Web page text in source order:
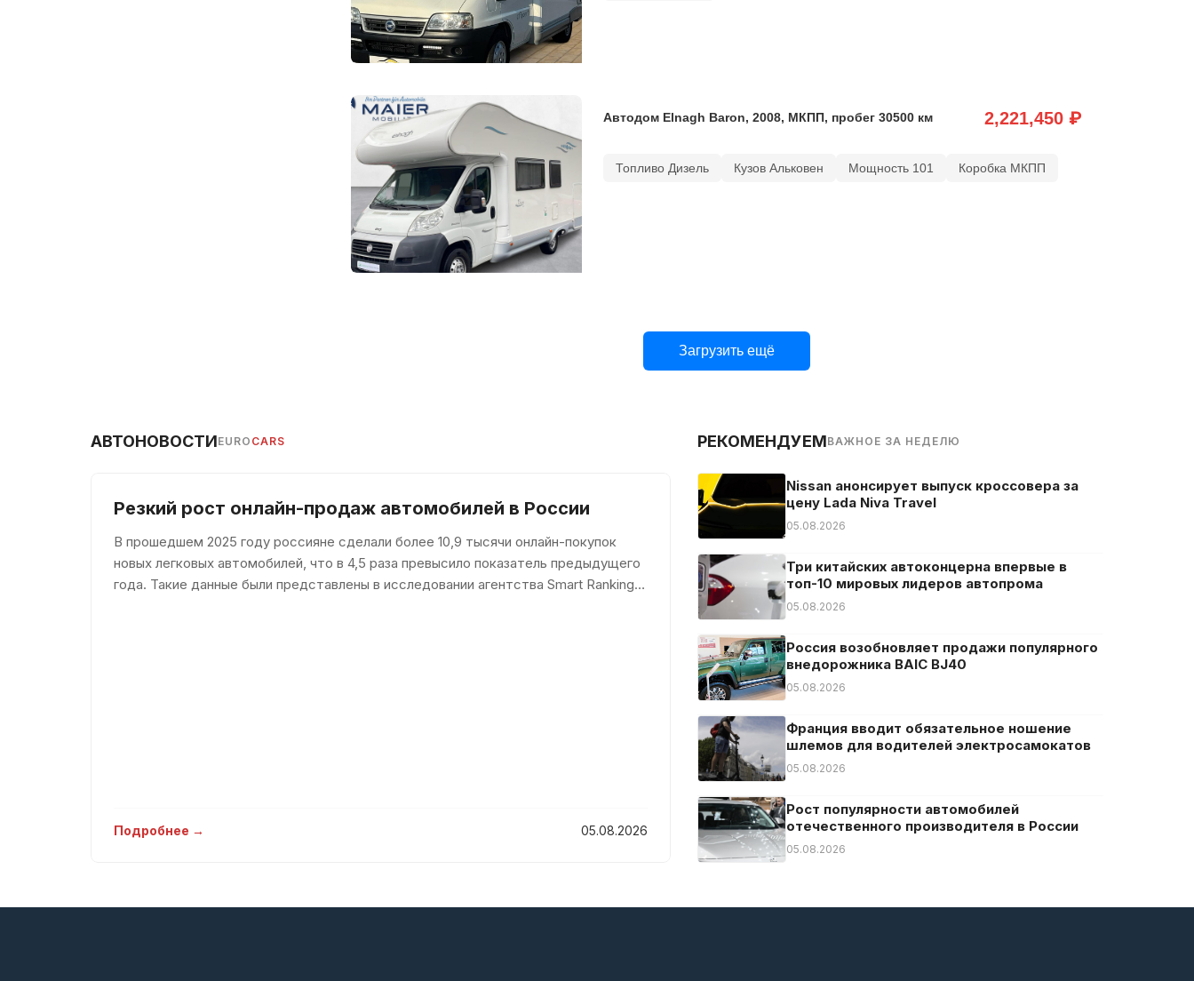
Автодом Elnagh Baron, 2008, МКПП, пробег 30500 км 2,221,450 ₽
Топливо Дизель Кузов Альковен Мощность 101 Коробка МКПП
Загрузить ещё
АВТОНОВОСТИEURO CARS
Резкий рост онлайн-продаж автомобилей в России
В прошедшем 2025 году россияне сделали более 10,9 тысячи онлайн-покупок
новых легковых автомобилей, что в 4,5 раза превысило показатель предыдущего
года. Такие данные были представлены в исследовании агентства Smart Ranking,
Подробнее → 05.08.2026
РЕКОМЕНДУЕМВАЖНОЕ ЗА НЕДЕЛЮ
Nissan анонсирует выпуск кроссовера за
цену Lada Niva Travel
05.08.2026
Три китайских автоконцерна впервые в
топ-10 мировых лидеров автопрома
05.08.2026
Россия возобновляет продажи популярного
внедорожника BAIC BJ40
05.08.2026
Франция вводит обязательное ношение
шлемов для водителей электросамокатов
05.08.2026
Рост популярности автомобилей
отечественного производителя в России
05.08.2026